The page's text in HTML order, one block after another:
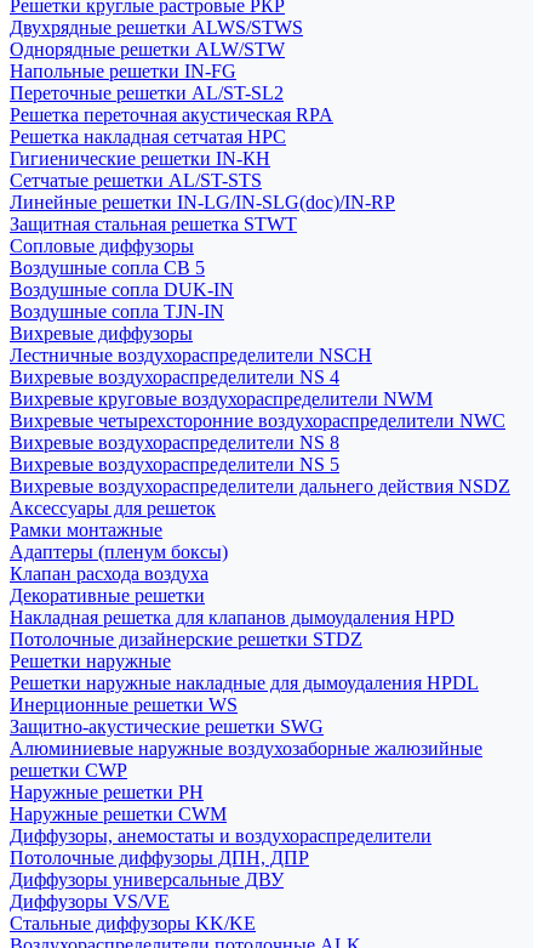
Решетки круглые растровые РКР
Двухрядные решетки ALWS/STWS
Однорядные решетки ALW/STW
Напольные решетки IN-FG
Переточные решетки AL/ST-SL2
Решетка переточная акустическая RPA
Решетка накладная сетчатая НРС
Гигиенические решетки IN-КН
Сетчатые решетки AL/ST-STS
Линейные решетки IN-LG/IN-SLG(doc)/IN-RP
Защитная стальная решетка STWT
Сопловые диффузоры
Воздушные сопла СВ 5
Воздушные сопла DUK-IN
Воздушные сопла TJN-IN
Вихревые диффузоры
Лестничные воздухораспределители NSCH
Вихревые воздухораспределители NS 4
Вихревые круговые воздухораспределители NWM
Вихревые четырехсторонние воздухораспределители NWC
Вихревые воздухораспределители NS 8
Вихревые воздухораспределители NS 5
Вихревые воздухораспределители дальнего действия NSDZ
Аксессуары для решеток
Рамки монтажные
Адаптеры (пленум боксы)
Клапан расхода воздуха
Декоративные решетки
Накладная решетка для клапанов дымоудаления HPD
Потолочные дизайнерские решетки STDZ
Решетки наружные
Решетки наружные накладные для дымоудаления HPDL
Инерционные решетки WS
Защитно-акустические решетки SWG
Алюминиевые наружные воздухозаборные жалюзийные
решетки CWP
Наружные решетки РН
Наружные решетки CWM
Диффузоры, анемостаты и воздухораспределители
Потолочные диффузоры ДПН, ДПР
Диффузоры универсальные ДВУ
Диффузоры VS/VE
Стальные диффузоры KK/KE